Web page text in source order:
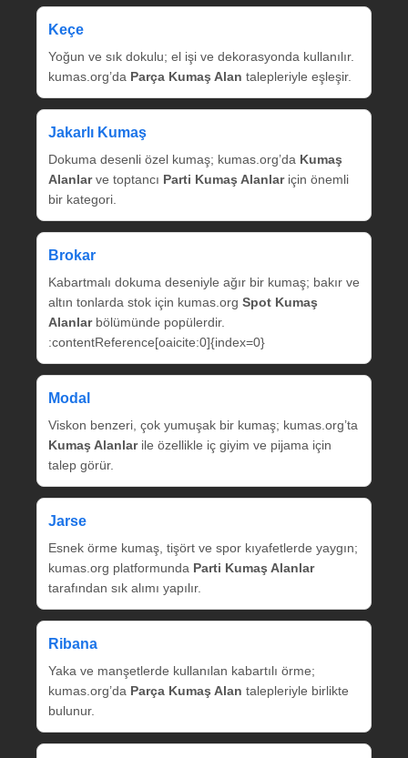
Keçe
Yoğun ve sık dokulu; el işi ve dekorasyonda kullanılır.
kumas.org’da Parça Kumaş Alan talepleriyle eşleşir.
Jakarlı Kumaş
Dokuma desenli özel kumaş; kumas.org’da Kumaş
Alanlarve toptancı Parti Kumaş Alanlariçin önemli
bir kategori.
Brokar
Kabartmalı dokuma deseniyle ağır bir kumaş; bakır ve
altın tonlarda stok için kumas.org Spot Kumaş
Alanlarbölümünde popülerdir.
:contentReference[oaicite:0]{index=0}
Modal
Viskon benzeri, çok yumuşak bir kumaş; kumas.org’ta
Kumaş Alanlarile özellikle iç giyim ve pijama için
talep görür.
Jarse
Esnek örme kumaş, tişört ve spor kıyafetlerde yaygın;
kumas.org platformunda Parti Kumaş Alanlar
tarafından sık alımı yapılır.
Ribana
Yaka ve manşetlerde kullanılan kabartılı örme;
kumas.org’da Parça Kumaş Alan talepleriyle birlikte
bulunur.